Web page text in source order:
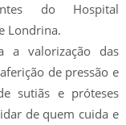
do Hospital
Londrina.
a valorização das
de pressão e
sutiãs e próteses
de quem cuida e